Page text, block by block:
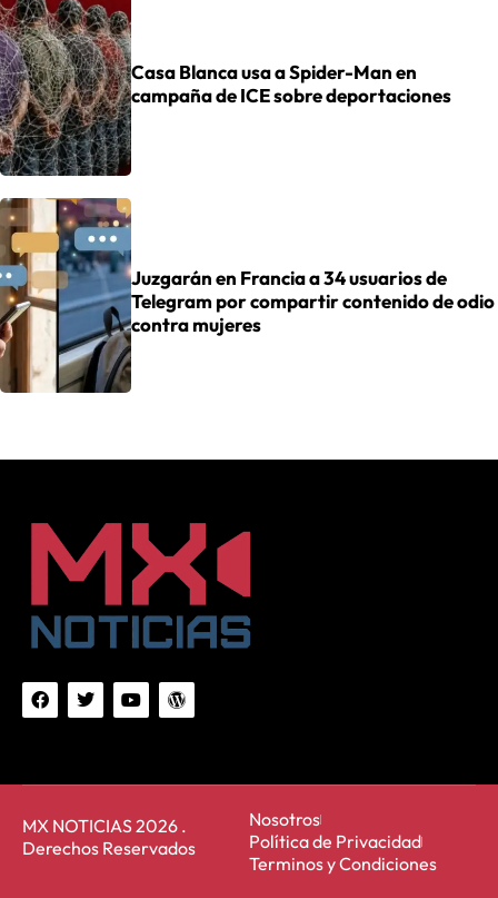
Casa Blanca usa a Spider-Man en
campaña de ICE sobre deportaciones
Juzgarán en Francia a 34 usuarios de
Telegram por compartir contenido de odio
contra mujeres
MX NOTICIAS 2026 .
Derechos Reservados
Nosotros
Política de Privacidad
Terminos y Condiciones